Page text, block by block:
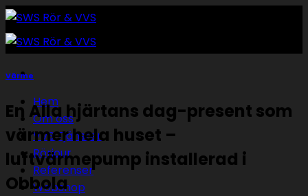
Skip
to
content
Hem
Om oss
VVS Tjänster
Rörjour
Referenser
Webshop
Värme
En Alla hjärtans dag-present som
värmer hela huset –
luftvärmepump installerad i
Obbola